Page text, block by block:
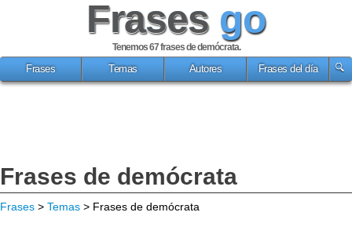
Frases go
Tenemos 67frases de demócrata.
Frases
Temas Autores Frases del día
Frases de demócrata
Frases > Temas > Frases de demócrata